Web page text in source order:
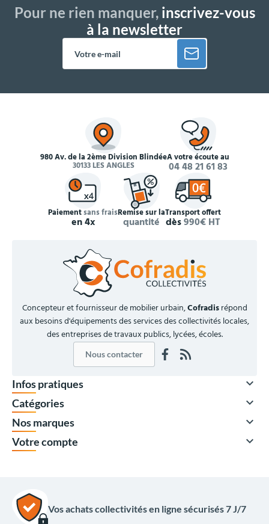
Pour ne rien manquer,inscrivez-vous
à la newsletter
980 Av. de la 2ème Division Blindée
30133 LES ANGLES
À votre écoute au
04 48 21 61 83
Paiementsans frais
en 4x
Remise sur la
quantité
Transport offert
dès990€ HT
Concepteur et fournisseur de mobilier urbain,Cofradisrépond
aux besoins d'équipements des services des collectivités locales,
des entreprises de travaux publics, lycées, écoles.
Nous contacter
Infos pratiques 
Catégories 
Nos marques 
Votre compte 
Vos achats collectivités en ligne sécurisés 7 J/7